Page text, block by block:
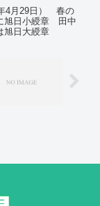
水攻め」の報道
行を明示 ＣＯＰ
。アジア成長、
国、インドが貢
4月29日） 春の
旭日小綬章 田中
旭日大綬章